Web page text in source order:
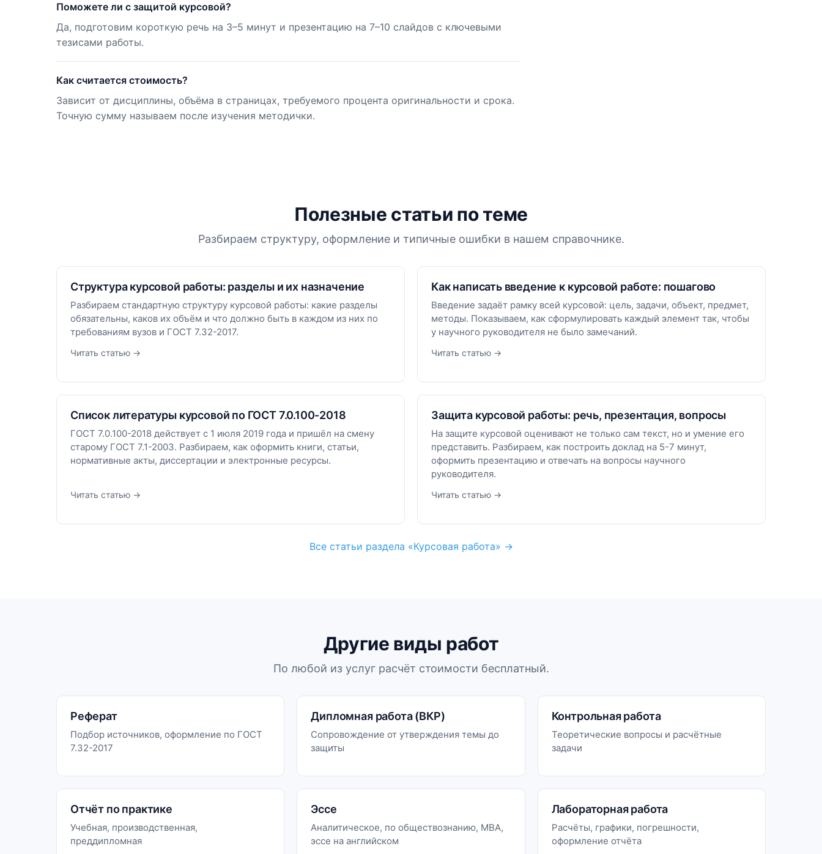
Поможете ли с защитой курсовой?
Да, подготовим короткую речь на 3–5 минут и презентацию на 7–10 слайдов с ключевыми
тезисами работы.
Как считается стоимость?
Зависит от дисциплины, объёма в страницах, требуемого процента оригинальности и срока.
Точную сумму называем после изучения методички.
Полезные статьи по теме
Разбираем структуру, оформление и типичные ошибки в нашем справочнике.
Структура курсовой работы: разделы и их назначение
Разбираем стандартную структуру курсовой работы: какие разделы
обязательны, каков их объём и что должно быть в каждом из них по
требованиям вузов и ГОСТ 7.32-2017.
Читать статью →
Как написать введение к курсовой работе: пошагово
Введение задаёт рамку всей курсовой: цель, задачи, объект, предмет,
методы. Показываем, как сформулировать каждый элемент так, чтобы
у научного руководителя не было замечаний.
Читать статью →
Список литературы курсовой по ГОСТ 7.0.100-2018
ГОСТ 7.0.100-2018 действует с 1 июля 2019 года и пришёл на смену
старому ГОСТ 7.1-2003. Разбираем, как оформить книги, статьи,
нормативные акты, диссертации и электронные ресурсы.
Читать статью →
Защита курсовой работы: речь, презентация, вопросы
На защите курсовой оценивают не только сам текст, но и умение его
представить. Разбираем, как построить доклад на 5-7 минут,
оформить презентацию и отвечать на вопросы научного
руководителя.
Читать статью →
Все статьи раздела «Курсовая работа» →
Другие виды работ
По любой из услуг расчёт стоимости бесплатный.
Реферат
Подбор источников, оформление по ГОСТ
7.32-2017
Дипломная работа (ВКР)
Сопровождение от утверждения темы до
защиты
Контрольная работа
Теоретические вопросы и расчётные
задачи
Отчёт по практике
Учебная, производственная,
преддипломная
Эссе
Аналитическое, по обществознанию, MBA,
эссе на английском
Лабораторная работа
Расчёты, графики, погрешности,
оформление отчёта